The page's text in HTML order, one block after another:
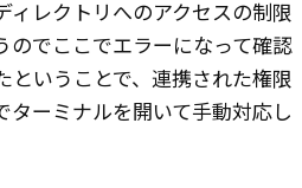
ィレクトリへのアクセスの制限
のでここでエラーになって確認
ということで、連携された権限
ターミナルを開いて手動対応し